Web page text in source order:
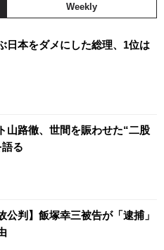
Weekly
日本をダメにした総理、1位は
山路徹、世間を賑わせた“二股
る
公判】飯塚幸三被告が「逮捕」